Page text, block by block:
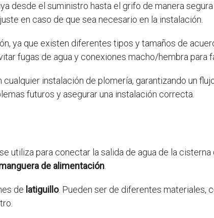
desde el suministro hasta el grifo de manera
en caso de que sea necesario en la instalación.
ya que existen diferentes tipos y tamaños de
fugas de agua y conexiones macho/hembra para
instalación de plomería, garantizando un
futuros y asegurar una instalación correcta.
utiliza para conectar la salida de agua de la
de alimentación
de latiguillo. Pueden ser de diferentes materiales,